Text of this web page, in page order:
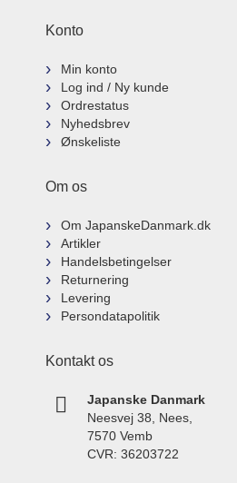
Konto
Min konto
Log ind / Ny kunde
Ordrestatus
Nyhedsbrev
Ønskeliste
Om os
Om JapanskeDanmark.dk
Artikler
Handelsbetingelser
Returnering
Levering
Persondatapolitik
Kontakt os
Japanske Danmark
Neesvej 38, Nees,
7570 Vemb
CVR: 36203722